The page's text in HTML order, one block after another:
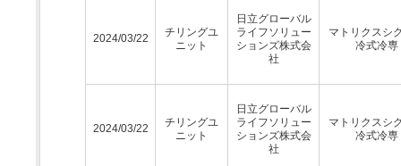
2024/03/22
チリングユ
ニット
日立グローバル
ライフソリュー
ションズ株式会
社
マトリクスシ
冷式冷専
2024/03/22
チリングユ
ニット
日立グローバル
ライフソリュー
ションズ株式会
社
マトリクスシ
冷式冷専